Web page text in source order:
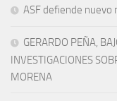
ASF defiende nuevo
GERARDO PEÑA,
INVESTIGACIONES
MORENA